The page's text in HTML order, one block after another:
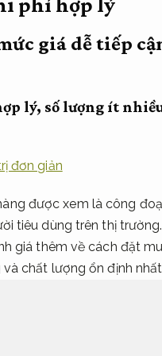
phí hợp lý
giá dễ tiếp
lý, số lượng ít
đơn giản
được xem là công
tiêu dùng trên thị
giá thêm về cách đặt
chất lượng ổn định